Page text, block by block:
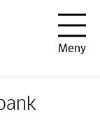
Meny